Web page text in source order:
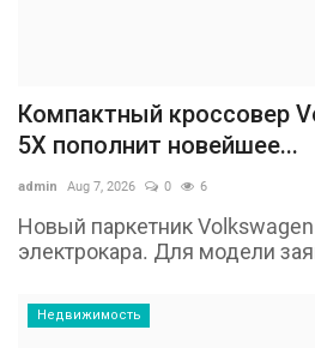
Компактный кроссовер
5X пополнит новейшее...
admin Aug 7, 2026 0 6
Новый паркетник
электрокара. Для модели
Недвижимость